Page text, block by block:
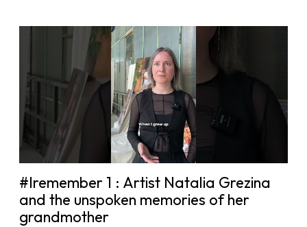
#Iremember 1 : Artist Natalia Grezina
and the unspoken memories of her
grandmother